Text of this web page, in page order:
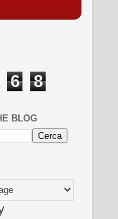
6
8
BLOG